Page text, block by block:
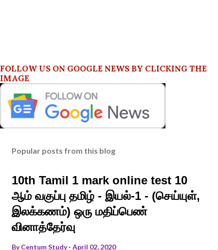
FOLLOW US ON GOOGLE NEWS BY CLICKING THE
IMAGE
Popular posts from this blog
10th Tamil 1 mark online test 10
ஆம் வகுப்பு தமிழ் - இயல்-1 - (செய்யுள்,
இலக்கணம்) ஒரு மதிப்பெண்
வினாத்தேர்வு
ByCentum Study April 02, 2020